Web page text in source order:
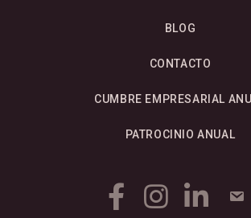
BLOG
CONTACTO
CUMBRE EMPRESARIAL
PATROCINIO ANUAL